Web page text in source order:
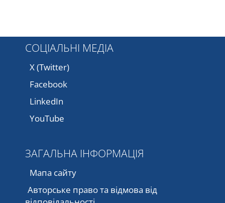
СОЦІАЛЬНІ МЕДІА
X (Twitter)
Facebook
LinkedIn
YouTube
ЗАГАЛЬНА ІНФОРМАЦІЯ
Мапа сайту
Авторське право та відмова від